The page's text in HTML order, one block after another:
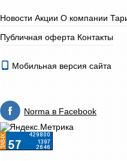
Новости Акции О компании
Публичная оферта Контакты
Мобильная версия сайта
Norma в Facebook